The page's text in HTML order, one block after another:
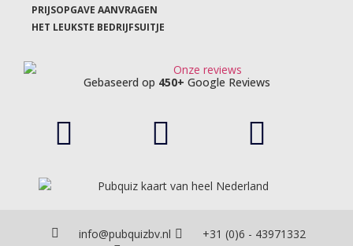
PRIJSOPGAVE AANVRAGEN
HET LEUKSTE BEDRIJFSUITJE
Gebaseerd op 450+ Google Reviews
info@pubquizbv.nl
+31 (0)6 - 43971332